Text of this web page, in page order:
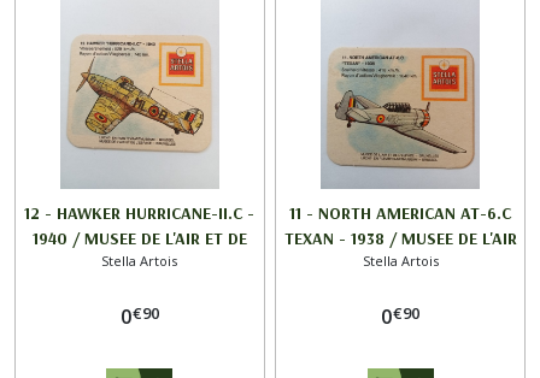
12 - HAWKER HURRICANE-II.C -
1940 / MUSEE DE L'AIR ET DE
L'ESPACE / STELLA ARTOIS
Stella Artois
0€90
11 - NORTH AMERICAN AT-6.C
TEXAN - 1938 / MUSEE DE L'AIR
ET DE L'ESPACE / STELLA
Stella Artois
0€90